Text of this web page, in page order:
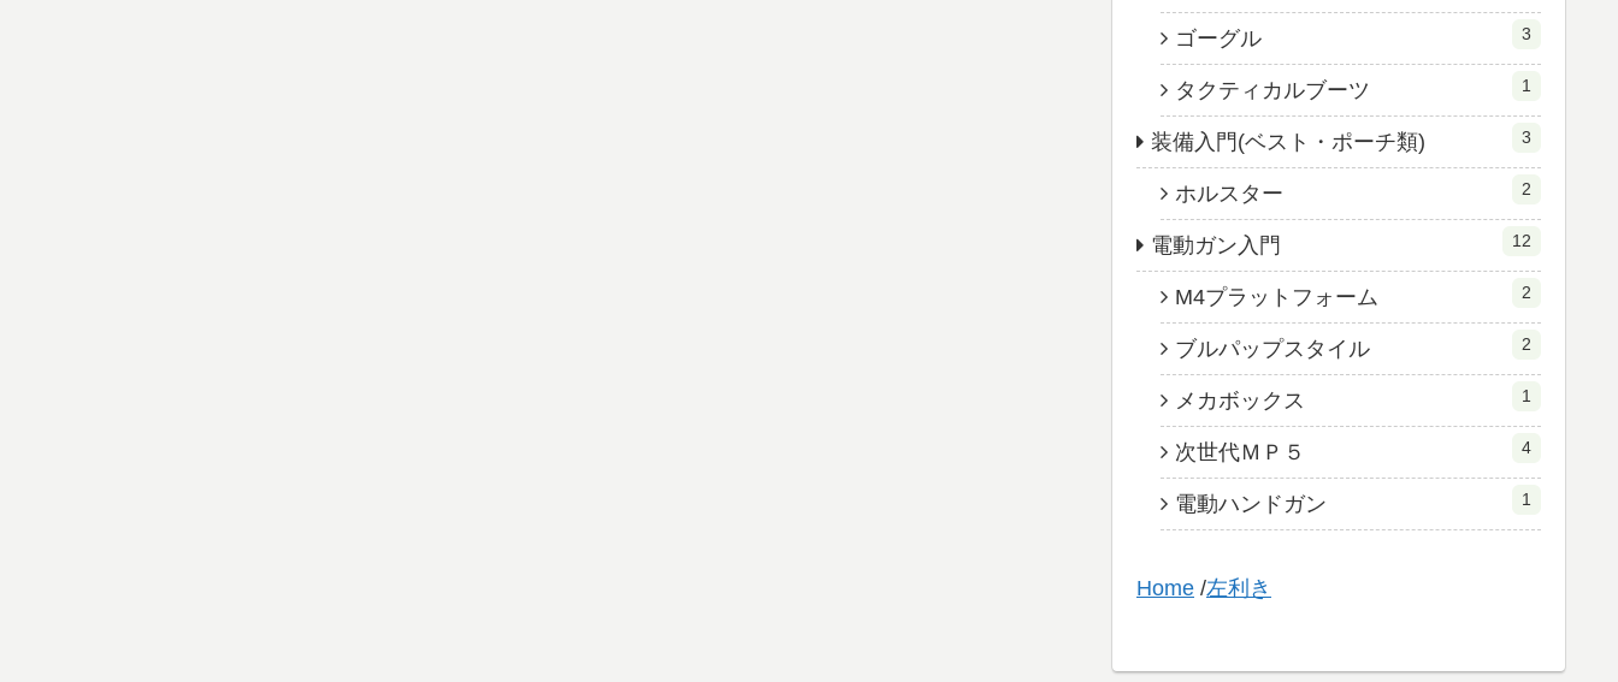
ゴーグル 3
タクティカルブーツ 1
装備入門(ベスト・ポーチ類) 3
ホルスター 2
電動ガン入門 12
M4プラットフォーム 2
ブルパップスタイル 2
メカボックス 1
次世代ＭＰ５ 4
電動ハンドガン 1
Home /左利き